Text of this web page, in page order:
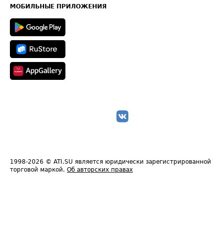
Техническая информация
МОБИЛЬНЫЕ ПРИЛОЖЕНИЯ
1998-2026 © ATI.SU является юридически зарегистрированной
торговой маркой. Об авторских правах